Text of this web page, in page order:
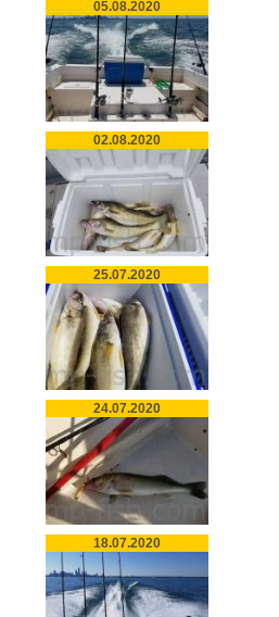
05.08.2020
02.08.2020
25.07.2020
24.07.2020
18.07.2020